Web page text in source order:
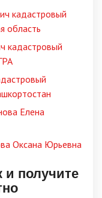
кадастровый
область
кадастровый
Елена
Оксана Юрьевна
и получите